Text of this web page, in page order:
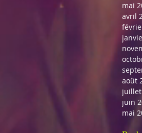
mai
avril
août
juin
mai